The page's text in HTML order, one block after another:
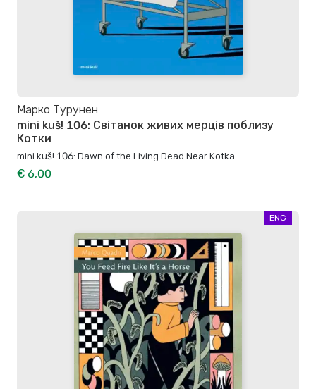
Марко Турунен
mini kuš! 106: Світанок живих мерців поблизу
Котки
mini kuš! 106: Dawn of the Living Dead Near Kotka
€ 6,00
ENG